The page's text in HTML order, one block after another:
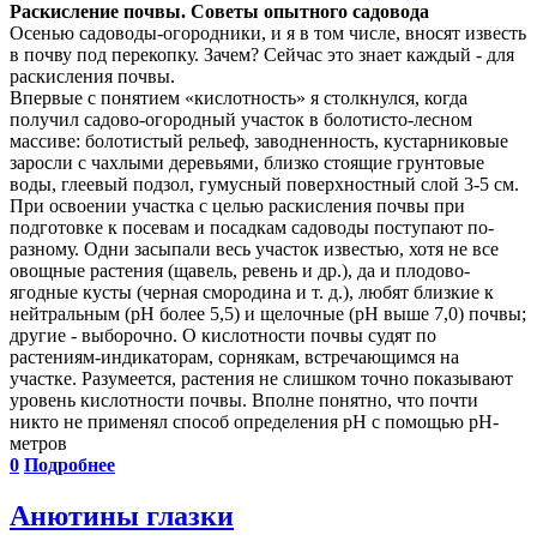
Раскисление почвы. Советы опытного садовода
Осенью садоводы-огородники, и я в том числе, вносят известь
в почву под перекопку. Зачем? Сейчас это знает каждый - для
раскисления почвы.
Впервые с понятием «кислотность» я столкнулся, когда
получил садово-огородный участок в болотисто-лесном
массиве: болотистый рельеф, заводненность, кустарниковые
заросли с чахлыми деревьями, близко стоящие грунтовые
воды, глеевый подзол, гумусный поверхностный слой 3-5 см.
При освоении участка с целью раскисления почвы при
подготовке к посевам и посадкам садоводы поступают по-
разному. Одни засыпали весь участок известью, хотя не все
овощные растения (щавель, ревень и др.), да и плодово-
ягодные кусты (черная смородина и т. д.), любят близкие к
нейтральным (рН более 5,5) и щелочные (рН выше 7,0) почвы;
другие - выборочно. О кислотности почвы судят по
растениям-индикаторам, сорнякам, встречающимся на
участке. Разумеется, растения не слишком точно показывают
уровень кислотности почвы. Вполне понятно, что почти
никто не применял способ определения рН с помощью рН-
метров
0 Подробнее
Анютины глазки